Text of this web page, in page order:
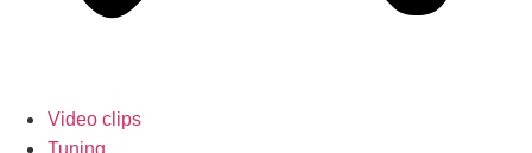
Video clips
Tuning